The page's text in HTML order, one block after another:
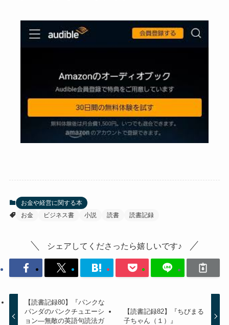
お金や経営に関する本
お金
ビジネス書 小説 読書 読書記録
シェアしてくださったら嬉しいです♪
【読書記録80】『パンクな
パンダのパンクチュエーシ
ョン―無敵の英語句読法ガ
【読書記録82】『ちびまる
子ちゃん（１）』